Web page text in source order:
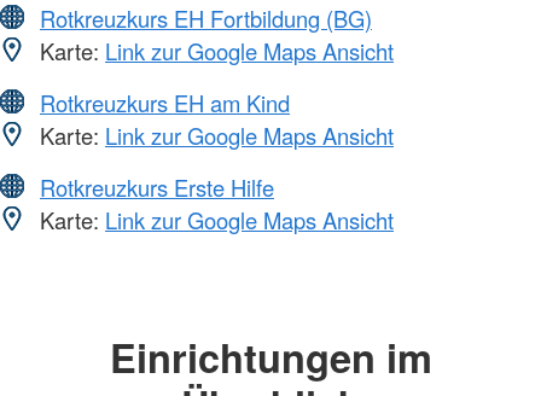
Rotkreuzkurs EH Fortbildung (BG)
Karte: Link zur Google Maps Ansicht
Rotkreuzkurs EH am Kind
Karte: Link zur Google Maps Ansicht
Rotkreuzkurs Erste Hilfe
Karte: Link zur Google Maps Ansicht
Einrichtungen im